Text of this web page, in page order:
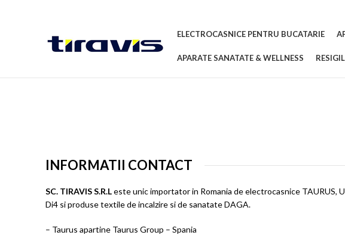
ELECTROCASNICE PENTRU BUCATARIE
APARATE SANATATE & WELLNESS
INFORMATII CONTACT
SC. TIRAVIS S.R.Leste unic importator in Romania de electrocasnice TAURUS,
Di4 si produse textile de incalzire si de sanatate DAGA.
– Taurus apartine Taurus Group – Spania